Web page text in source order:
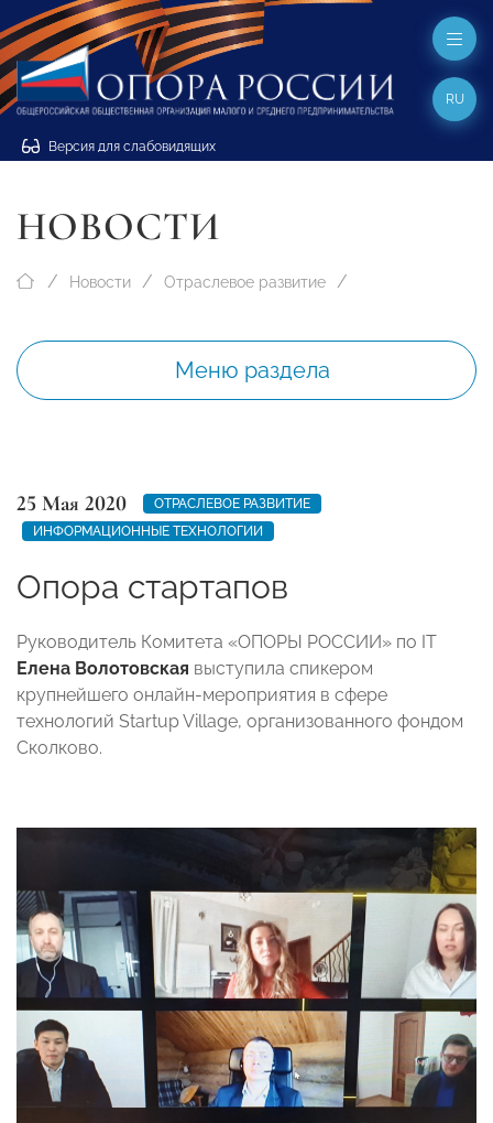
Версия для слабовидящих
RU
НОВОСТИ
Новости Отраслевое развитие
Меню раздела
25 Мая 2020
ОТРАСЛЕВОЕ РАЗВИТИЕ
ИНФОРМАЦИОННЫЕ ТЕХНОЛОГИИ
Опора стартапов
Руководитель Комитета «ОПОРЫ РОССИИ» по IT
Елена Волотовская выступила спикером
крупнейшего онлайн-мероприятия в сфере
технологий Startup Village, организованного фондом
Сколково.